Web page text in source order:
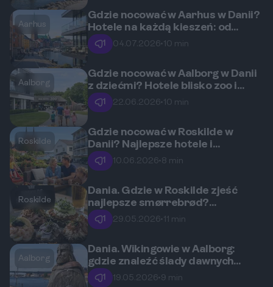
Aarhus
Gdzie nocować w Aarhus w Danii?
Hotele na każdą kieszeń: od
budżetowych opcji po luksusowe
apartamenty.
1 04.07.2026• 10 min
Aalborg
Gdzie nocować w Aalborg w Danii
z dziećmi? Hotele blisko zoo i
parków.
1 22.06.2026• 10 min
Roskilde
Gdzie nocować w Roskilde w
Danii? Najlepsze hotele i
apartamenty dla rodzin z dziećmi.
1 10.06.2026• 8 min
Roskilde
Dania. Gdzie w Roskilde zjeść
najlepsze smørrebrød?
Przewodnik po kultowych
duńskich kanapkach.
1 29.05.2026• 11 min
Aalborg
Dania. Wikingowie w Aalborg:
gdzie znaleźć ślady dawnych
wojowników nad Limfjordem?
1 19.05.2026• 9 min